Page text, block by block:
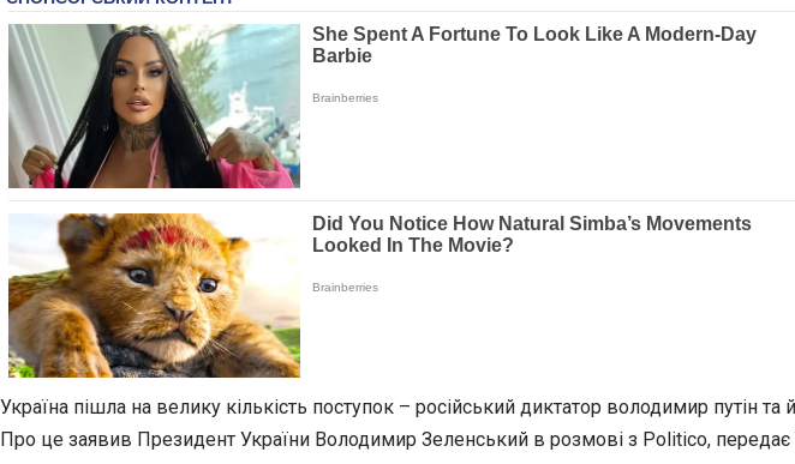
Україна пішла на велику кількість поступок – російський диктатор володимир путін
Про це заявив Президент України Володимир Зеленський в розмові з Politico, передає